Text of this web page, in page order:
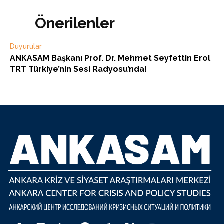
Önerilenler
Duyurular
ANKASAM Başkanı Prof. Dr. Mehmet Seyfettin Erol
TRT Türkiye’nin Sesi Radyosu’nda!